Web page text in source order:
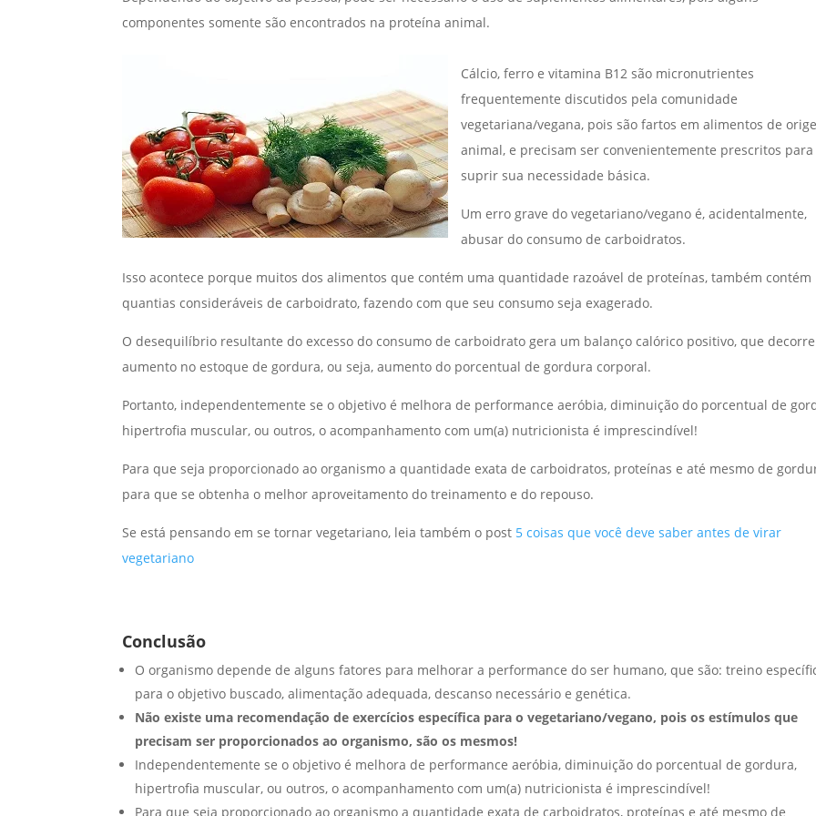
componentes somente são encontrados na proteína animal.
Cálcio, ferro e vitamina B12 são micronutrientes
frequentemente discutidos pela comunidade
vegetariana/vegana, pois são fartos em alimentos de
animal, e precisam ser convenientemente prescritos para
suprir sua necessidade básica.
Um erro grave do vegetariano/vegano é, acidentalmente,
abusar do consumo de carboidratos.
Isso acontece porque muitos dos alimentos que contém uma quantidade razoável de proteínas, também contém
quantias consideráveis de carboidrato, fazendo com que seu consumo seja exagerado.
O desequilíbrio resultante do excesso do consumo de carboidrato gera um balanço calórico positivo, que
aumento no estoque de gordura, ou seja, aumento do porcentual de gordura corporal.
Portanto, independentemente se o objetivo é melhora de performance aeróbia, diminuição do porcentual de
hipertrofia muscular, ou outros, o acompanhamento com um(a) nutricionista é imprescindível!
Para que seja proporcionado ao organismo a quantidade exata de carboidratos, proteínas e até mesmo de
para que se obtenha o melhor aproveitamento do treinamento e do repouso.
Se está pensando em se tornar vegetariano, leia também o post 5 coisas que você deve saber antes de virar
vegetariano
Conclusão
O organismo depende de alguns fatores para melhorar a performance do ser humano, que são: treino
para o objetivo buscado, alimentação adequada, descanso necessário e genética.
Não existe uma recomendação de exercícios específica para o vegetariano/vegano, pois os estímulos que
precisam ser proporcionados ao organismo, são os mesmos!
Independentemente se o objetivo é melhora de performance aeróbia, diminuição do porcentual de gordura,
hipertrofia muscular, ou outros, o acompanhamento com um(a) nutricionista é imprescindível!
Para que seja proporcionado ao organismo a quantidade exata de carboidratos, proteínas e até mesmo de